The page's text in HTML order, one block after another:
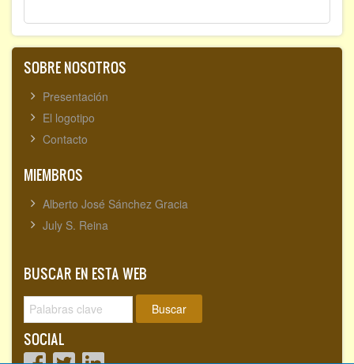
SOBRE NOSOTROS
Presentación
El logotipo
Contacto
MIEMBROS
Alberto José Sánchez Gracia
July S. Reina
BUSCAR EN ESTA WEB
Buscar
SOCIAL